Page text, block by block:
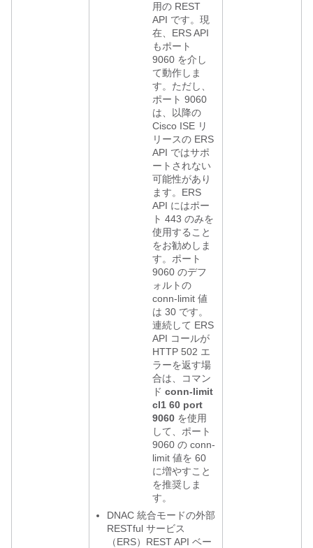
用の REST
API です。 現
在、ERS API
もポート
9060 を介し
て動作しま
す。ただし、
ポート 9060
は、以降の
Cisco ISE リ
リースの ERS
API ではサポ
ートされない
可能性があり
ます。 ERS
API にはポー
ト 443 のみを
使用すること
をお勧めしま
す。ポート
9060 のデフ
ォルトの
conn-limit 値
は 30 です。
連続して ERS
API コールが
HTTP 502 エ
ラーを返す場
合は、コマン
ド conn-limit
cl1 60 port
9060 を使用
して、ポート
9060 の conn-
limit 値を 60
に増やすこと
を推奨しま
す。
DNAC 統合モードの外部
RESTful サービス
（ERS）REST API ベー